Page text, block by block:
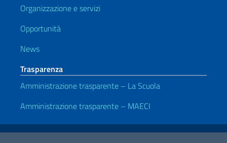
Organizzazione e servizi
Opportunità
News
Trasparenza
Amministrazione trasparente – La Scuola
Amministrazione trasparente – MAECI
Link Utili